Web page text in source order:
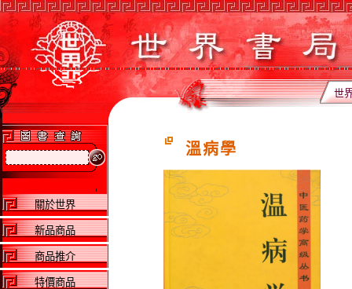
世
關於世界
新品商品
商品推介
特價商品
溫病學